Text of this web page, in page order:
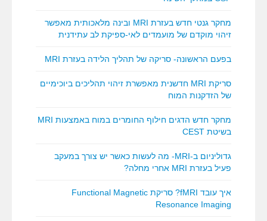
מחקר גנטי חדש בעזרת MRI ובינה מלאכותית מאפשר
זיהוי מוקדם של מועמדים לאי-ספיקת לב עתידנית
בפעם הראשונה- סריקה של תהליך הלידה בעזרת MRI
סריקת MRI חדשנית מאפשרת זיהוי תהליכים ביוכימיים
של הזדקנות המוח
מחקר חדש הדגים חילוף החומרים במוח באמצעות MRI
בשיטת CEST
גדוליניום ב-MRI- מה לעשות כאשר יש צורך במעקב
פעיל בעזרת MRI אחרי מחלה?
איך עובד fMRI? סריקת Functional Magnetic
Resonance Imaging